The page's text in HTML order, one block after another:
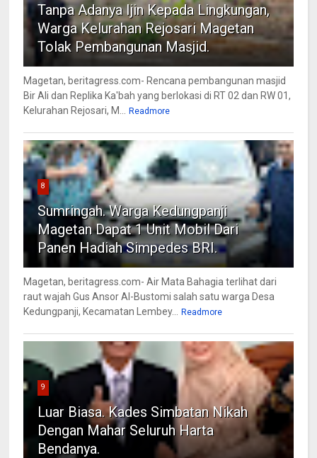
Tanpa Adanya Ijin Kepada Lingkungan,
Warga Kelurahan Rejosari Magetan
Tolak Pembangunan Masjid.
Magetan, beritagress.com- Rencana pembangunan masjid
Bir Ali dan Replika Ka'bah yang berlokasi di RT 02 dan RW 01,
Kelurahan Rejosari, M...
Readmore
8
Sumringah. Warga Kedungpanji
Magetan Dapat 1 Unit Mobil Dari
Panen Hadiah Simpedes BRI.
Magetan, beritagress.com- Air Mata Bahagia terlihat dari
raut wajah Gus Ansor Al-Bustomi salah satu warga Desa
Kedungpanji, Kecamatan Lembey...
Readmore
9
Luar Biasa. Kades Simbatan Nikah
Dengan Mahar Seluruh Harta
Bendanya.